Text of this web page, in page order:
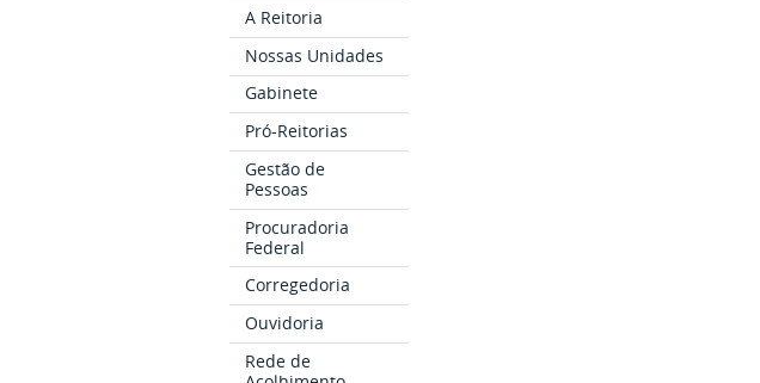
A Reitoria
Nossas Unidades
Gabinete
Pró-Reitorias
Gestão de
Pessoas
Procuradoria
Federal
Corregedoria
Ouvidoria
Rede de